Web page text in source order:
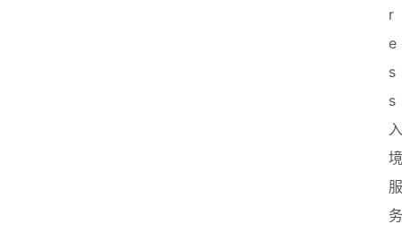
r
e
s
s
入
境
服
务